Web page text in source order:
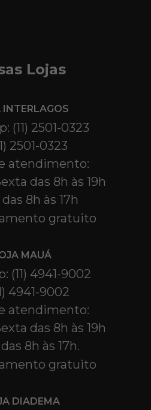
Lojas
INTERLAGOS
(11) 2501-0323
2501-0323
atendimento:
das 8h às 19h
8h às 17h
gratuito
MAUÁ
(11) 4941-9002
4941-9002
atendimento:
das 8h às 19h
8h às 17h.
gratuito
DIADEMA